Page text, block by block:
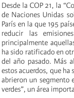
Desde la COP 21, la
de Naciones Unidas
París en la que 195
reducir las
principalmente
ha sido ratificado en
del año pasado. Más
estos acuerdos, que
abrieron un segmento
verdes”, un área